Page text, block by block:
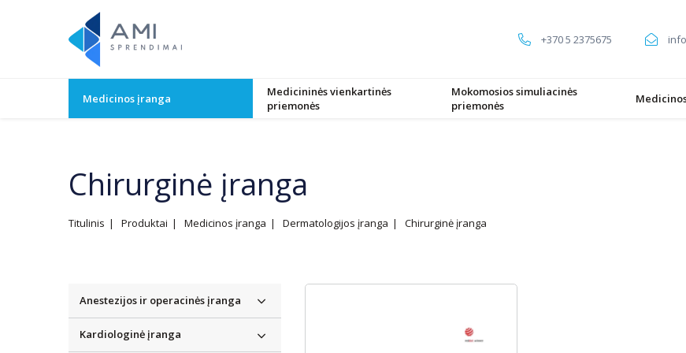
+370 5 2375675
Medicinos įranga
Medicininės vienkartinės
priemonės
Mokomosios simuliacinės
priemonės
Chirurginė įranga
Titulinis Produktai Medicinos įranga Dermatologijos įranga Chirurginė įranga
Anestezijos ir operacinės įranga
Anestezijos prietaisai
Kardiologinė įranga